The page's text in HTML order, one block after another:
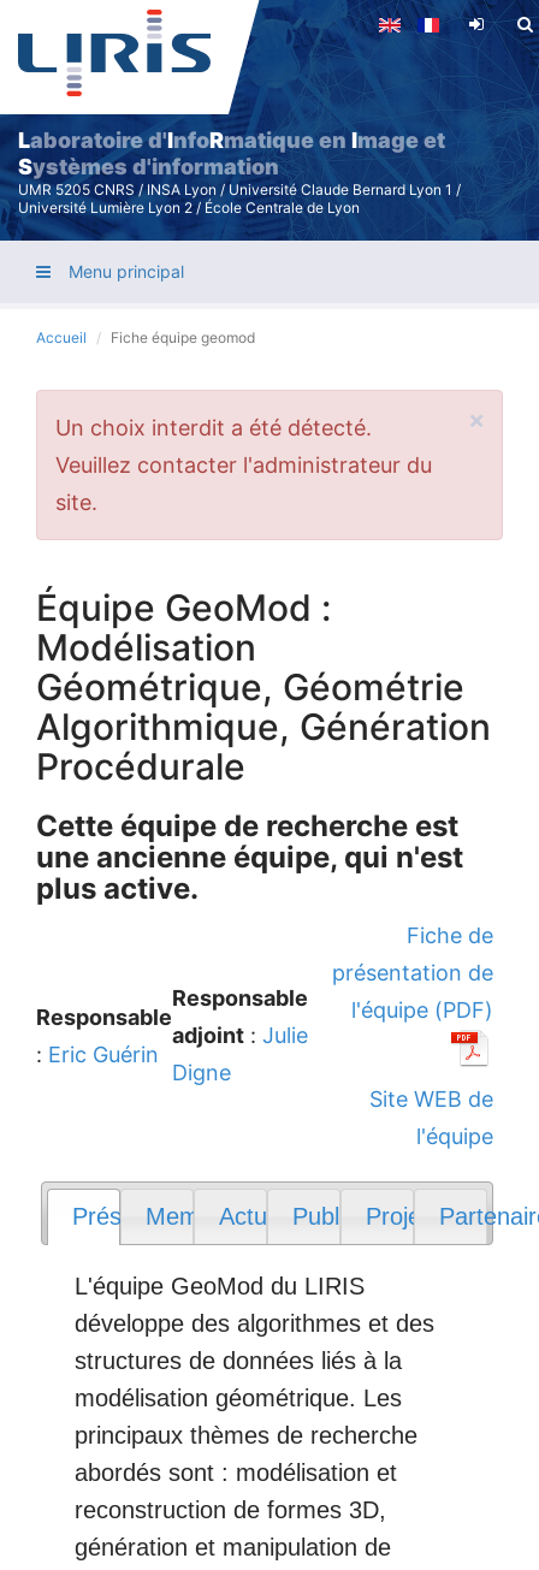
Aller
contenu
principal
Laboratoire d'InfoRmatique enImage et
Systèmes d'information
UMR 5205 CNRS / INSA Lyon / Université Claude Bernard Lyon 1 /
Université Lumière Lyon 2 / École Centrale de Lyon
Menu principal
Accueil Fiche équipe geomod
×
Message
d'erreur
Un choix interdit a été détecté.
Veuillez contacter l'administrateur du
site.
Équipe GeoMod :
Modélisation
Géométrique, Géométrie
Algorithmique, Génération
Procédurale
Cette équipe de recherche est
une ancienne équipe, qui n'est
plus active.
Responsable
: Eric Guérin
Responsable
adjoint : Julie
Digne
Fiche de
présentation de
l'équipe (PDF)
Site WEB de
l'équipe
PrésentationMembresActualitésPublications
Projets
L'équipe GeoMod du LIRIS
développe des algorithmes et des
structures de données liés à la
modélisation géométrique. Les
principaux thèmes de recherche
abordés sont : modélisation et
reconstruction de formes 3D,
génération et manipulation de